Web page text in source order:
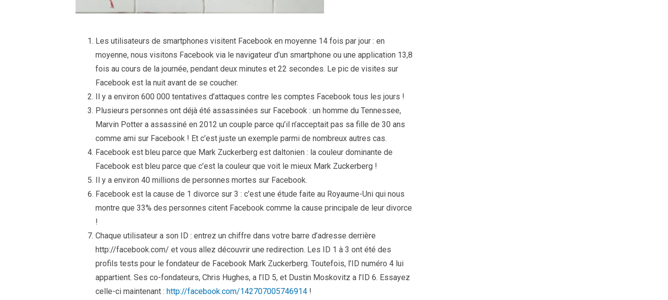
Les utilisateurs de smartphones visitent Facebook en moyenne 14 fois par jour : en
moyenne, nous visitons Facebook via le navigateur d’un smartphone ou une application 13,8
fois au cours de la journée, pendant deux minutes et 22 secondes. Le pic de visites sur
Facebook est la nuit avant de se coucher.
Il y a environ 600 000 tentatives d’attaques contre les comptes Facebook tous les jours !
Plusieurs personnes ont déjà été assassinées sur Facebook : un homme du Tennessee,
Marvin Potter a assassiné en 2012 un couple parce qu’il n’acceptait pas sa fille de 30 ans
comme ami sur Facebook ! Et c’est juste un exemple parmi de nombreux autres cas.
Facebook est bleu parce que Mark Zuckerberg est daltonien : la couleur dominante de
Facebook est bleu parce que c’est la couleur que voit le mieux Mark Zuckerberg !
Il y a environ 40 millions de personnes mortes sur Facebook.
Facebook est la cause de 1 divorce sur 3 : c’est une étude faite au Royaume-Uni qui nous
montre que 33% des personnes citent Facebook comme la cause principale de leur divorce
!
Chaque utilisateur a son ID : entrez un chiffre dans votre barre d’adresse derrière
http://facebook.com/ et vous allez découvrir une redirection. Les ID 1 à 3 ont été des
profils tests pour le fondateur de Facebook Mark Zuckerberg. Toutefois, l’ID numéro 4 lui
appartient. Ses co-fondateurs, Chris Hughes, a l’ID 5, et Dustin Moskovitz a l’ID 6. Essayez
celle-ci maintenant : http://facebook.com/142707005746914 !